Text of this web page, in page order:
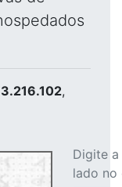
,
Digite
lado no